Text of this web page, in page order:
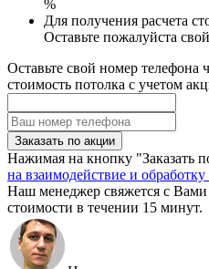
%
Для получения расчета
Оставьте пожалуйста
Оставьте свой номер телефона
стоимость потолка с учетом
Заказать по акции
Нажимая на кнопку "Заказать
на взаимодействие и
Наш менеджер свяжется с Вами
стоимости в течении 15 минут.